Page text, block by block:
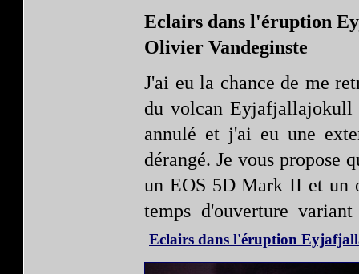
Eclairs dans l'éruption
Olivier Vandeginste
J'ai eu la chance de me
du volcan Eyjafjallajokull
annulé et j'ai eu une
dérangé. Je vous propose
un EOS 5D Mark II et un
temps d'ouverture
Eclairs dans l'éruption